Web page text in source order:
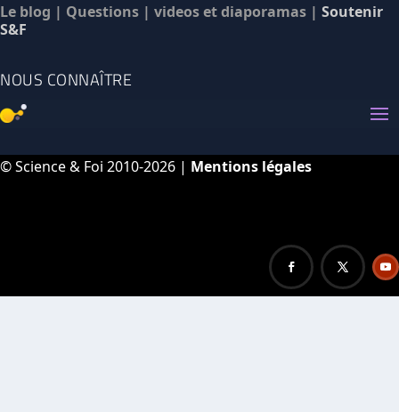
Le blog | Questions | videos et diaporamas | Soutenir
S&F
NOUS CONNAÎTRE
© Science & Foi 2010-2026 | Mentions légales